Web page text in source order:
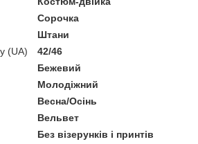
Сорочка
Штани
(UA)
42/46
Бежевий
Молодіжний
Весна/Осінь
Вельвет
Без візерунків і принтів